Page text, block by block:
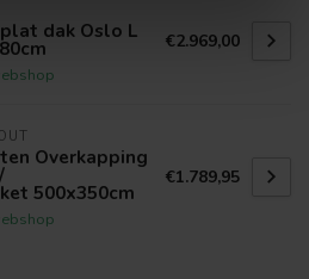
dak Oslo L €2.969,00
Overkapping
500x350cm
€1.789,95